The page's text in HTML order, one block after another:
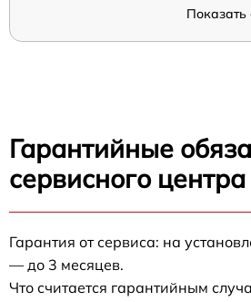
Показать
Гарантийные
сервисного
Гарантия от сервиса: на
— до 3 месяцев.
Что считается гарантийным